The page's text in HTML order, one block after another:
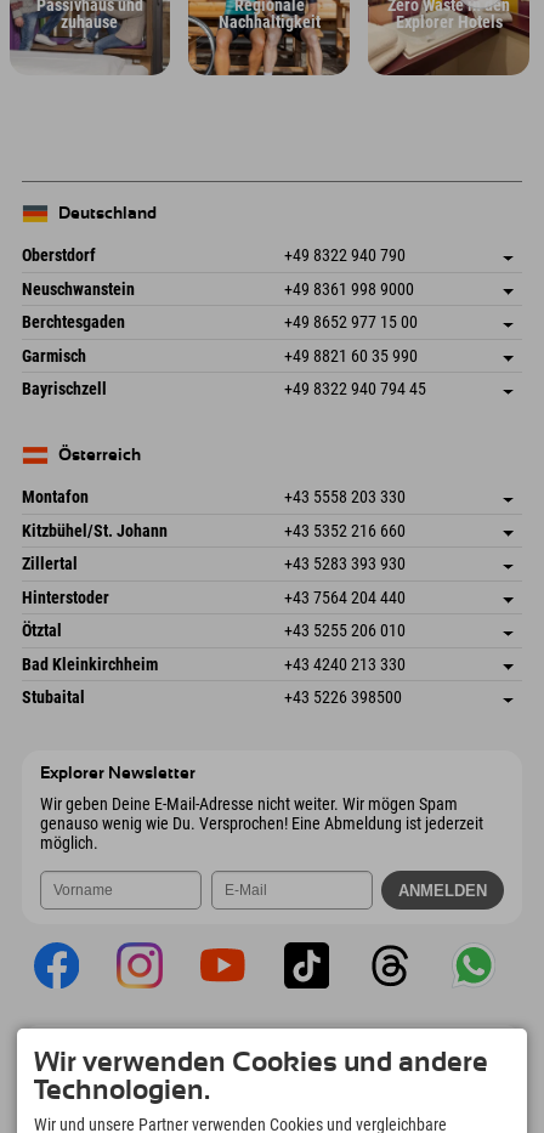
Passivhaus und
zuhause
Regionale
Nachhaltigkeit
Zero Waste in den
Explorer Hotels
Deutschland
Oberstdorf +49 8322 940 790
An der Breitach 3
Deutschland
Adresse speichern
Buchen
Neuschwanstein +49 8361 998 9000
An der Riese 45
87484 Nesselwang im Allgäu
Deutschland
Adresse speichern
Buchen
Berchtesgaden +49 8652 977 15 00
Hofreitstr. 7
Deutschland
Adresse speichern
Buchen
Garmisch +49 8821 60 35 990
Frickenstraße 22
82490 Farchant
Adresse speichern
Bayrischzell +49 8322 940 794 45
Deutschland
Österreich
Montafon +43 5558 203 330
Dorfstr. 127b
6793 Gaschurn/Montafon
Österreich
Adresse speichern
Buchen
Kitzbühel/St. Johann +43 5352 216 660
Speckbacherstraße 87
Österreich
Adresse speichern
Buchen
Zillertal +43 5283 393 930
Schmiedau 2
Österreich
Adresse speichern
Buchen
Hinterstoder +43 7564 204 440
Freizeitpark 10
Österreich
Adresse speichern
Buchen
Ötztal +43 5255 206 010
Gscheat 14
Österreich
Adresse speichern
Buchen
Bad Kleinkirchheim +43 4240 213 330
Dorfstraße 24
Adresse speichern
Stubaital +43 5226 398500
Explorer Newsletter
Wir geben Deine E-Mail-Adresse nicht weiter. Wir mögen Spam
genauso wenig wie Du. Versprochen! Eine Abmeldung ist jederzeit
möglich.
Upload Deiner #ExplorerMoments, Mein
Explorer To Go mit Buchungsübersicht,
Bucketlist, Restaurantübersicht uvm. Jetzt
Wir verwenden Cookies und andere
Technologien.
Wir und unsere Partner verwenden Cookies und vergleichbare